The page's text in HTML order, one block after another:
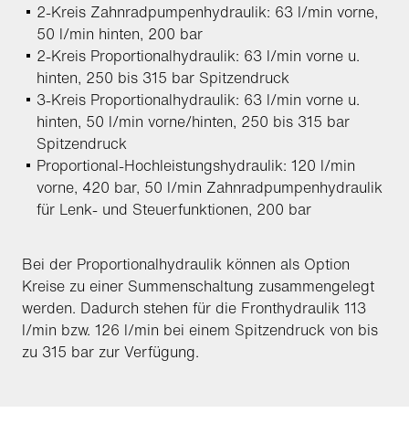
2-Kreis Zahnradpumpenhydraulik: 63 l/min vorne,
50 l/min hinten, 200 bar
2-Kreis Proportionalhydraulik: 63 l/min vorne u.
hinten, 250 bis 315 bar Spitzendruck
3-Kreis Proportionalhydraulik: 63 l/min vorne u.
hinten, 50 l/min vorne/hinten, 250 bis 315 bar
Spitzendruck
Proportional-Hochleistungshydraulik: 120 l/min
vorne, 420 bar, 50 l/min Zahnradpumpenhydraulik
für Lenk- und Steuerfunktionen, 200 bar
Bei der Proportionalhydraulik können als Option
Kreise zu einer Summenschaltung zusammengelegt
werden. Dadurch stehen für die Fronthydraulik 113
l/min bzw. 126 l/min bei einem Spitzendruck von bis
zu 315 bar zur Verfügung.